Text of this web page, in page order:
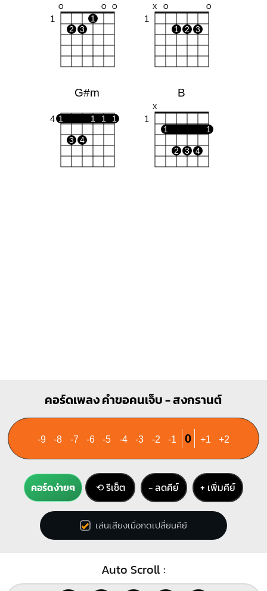
O O O
1
1
2
3
X O O
1
1 2 3
G#m
4 1 1 1 1
3 4
B
X
1
1 1
2 3 4
คอร์ดเพลง คำขอคนเจ็บ - สงกรานต์
-9 -8 -7 -6 -5 -4 -3 -2 -1 0 +1 +2
คอร์ดง่ายๆ ⟲ รีเซ็ต − ลดคีย์ + เพิ่มคีย์
เล่นเสียงเมื่อกดเปลี่ยนคีย์
Auto Scroll :